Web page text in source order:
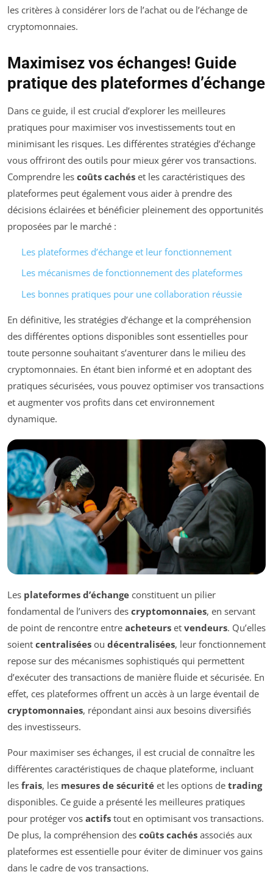
les critères à considérer lors de l’achat ou de l’échange de
cryptomonnaies.
Maximisez vos échanges! Guide
pratique des plateformes d’échange
Dans ce guide, il est crucial d’explorer les meilleures
pratiques pour maximiser vos investissements tout en
minimisant les risques. Les différentes stratégies d’échange
vous offriront des outils pour mieux gérer vos transactions.
Comprendre les coûts cachés et les caractéristiques des
plateformes peut également vous aider à prendre des
décisions éclairées et bénéficier pleinement des opportunités
proposées par le marché :
Les plateformes d’échange et leur fonctionnement
Les mécanismes de fonctionnement des plateformes
Les bonnes pratiques pour une collaboration réussie
En définitive, les stratégies d’échange et la compréhension
des différentes options disponibles sont essentielles pour
toute personne souhaitant s’aventurer dans le milieu des
cryptomonnaies. En étant bien informé et en adoptant des
pratiques sécurisées, vous pouvez optimiser vos transactions
et augmenter vos profits dans cet environnement
dynamique.
Les plateformes d’échange constituent un pilier
fondamental de l’univers des cryptomonnaies, en servant
de point de rencontre entre acheteurs et vendeurs. Qu’elles
soient centralisées ou décentralisées, leur fonctionnement
repose sur des mécanismes sophistiqués qui permettent
d’exécuter des transactions de manière fluide et sécurisée. En
effet, ces plateformes offrent un accès à un large éventail de
cryptomonnaies, répondant ainsi aux besoins diversifiés
des investisseurs.
Pour maximiser ses échanges, il est crucial de connaître les
différentes caractéristiques de chaque plateforme, incluant
les frais, les mesures de sécurité et les options de trading
disponibles. Ce guide a présenté les meilleures pratiques
pour protéger vos actifs tout en optimisant vos transactions.
De plus, la compréhension des coûts cachés associés aux
plateformes est essentielle pour éviter de diminuer vos gains
dans le cadre de vos transactions.